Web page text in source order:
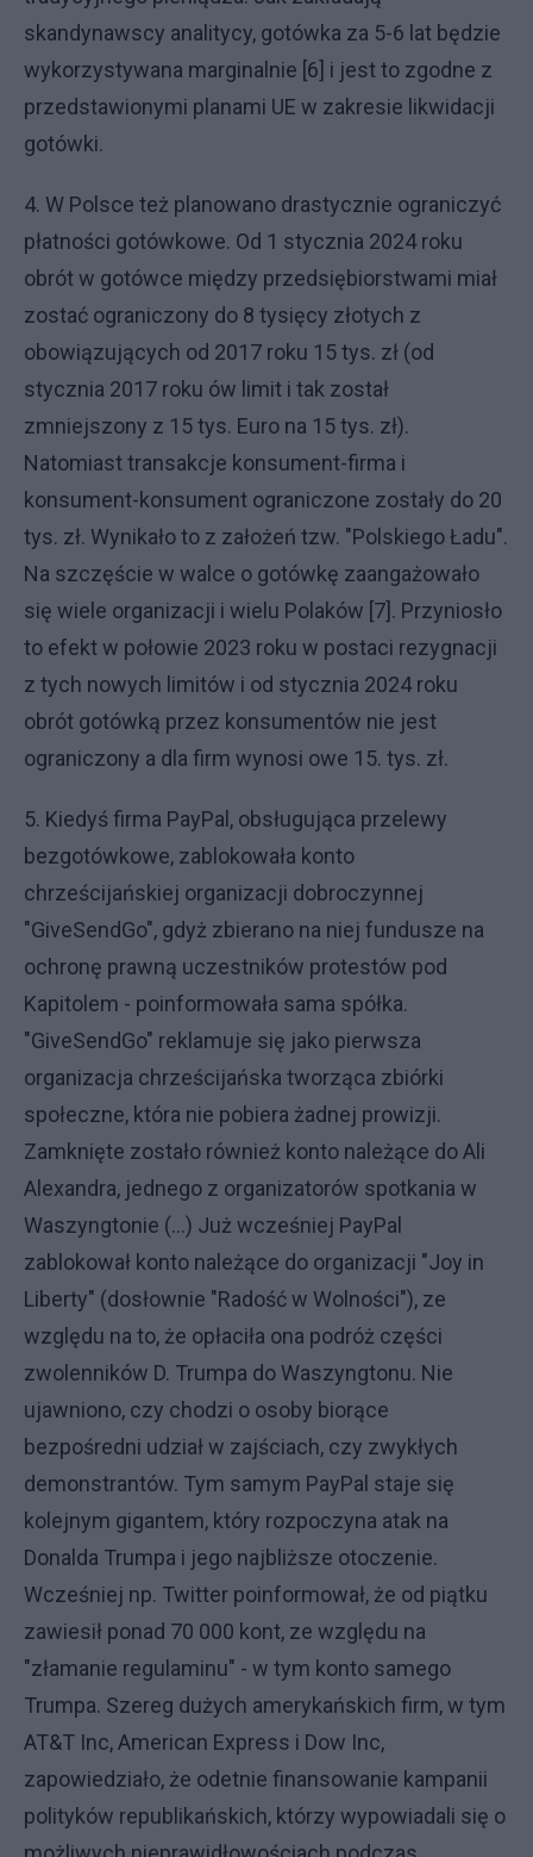
skandynawscy analitycy, gotówka za 5-6 lat będzie
wykorzystywana marginalnie [6] i jest to zgodne z
przedstawionymi planami UE w zakresie likwidacji
gotówki.
4. W Polsce też planowano drastycznie ograniczyć
płatności gotówkowe. Od 1 stycznia 2024 roku
obrót w gotówce między przedsiębiorstwami miał
zostać ograniczony do 8 tysięcy złotych z
obowiązujących od 2017 roku 15 tys. zł (od
stycznia 2017 roku ów limit i tak został
zmniejszony z 15 tys. Euro na 15 tys. zł).
Natomiast transakcje konsument-firma i
konsument-konsument ograniczone zostały do 20
tys. zł. Wynikało to z założeń tzw. "Polskiego Ładu".
Na szczęście w walce o gotówkę zaangażowało
się wiele organizacji i wielu Polaków [7]. Przyniosło
to efekt w połowie 2023 roku w postaci rezygnacji
z tych nowych limitów i od stycznia 2024 roku
obrót gotówką przez konsumentów nie jest
ograniczony a dla firm wynosi owe 15. tys. zł.
5. Kiedyś firma PayPal, obsługująca przelewy
bezgotówkowe, zablokowała konto
chrześcijańskiej organizacji dobroczynnej
"GiveSendGo", gdyż zbierano na niej fundusze na
ochronę prawną uczestników protestów pod
Kapitolem - poinformowała sama spółka.
"GiveSendGo" reklamuje się jako pierwsza
organizacja chrześcijańska tworząca zbiórki
społeczne, która nie pobiera żadnej prowizji.
Zamknięte zostało również konto należące do Ali
Alexandra, jednego z organizatorów spotkania w
Waszyngtonie (...) Już wcześniej PayPal
zablokował konto należące do organizacji "Joy in
Liberty" (dosłownie "Radość w Wolności"), ze
względu na to, że opłaciła ona podróż części
zwolenników D. Trumpa do Waszyngtonu. Nie
ujawniono, czy chodzi o osoby biorące
bezpośredni udział w zajściach, czy zwykłych
demonstrantów. Tym samym PayPal staje się
kolejnym gigantem, który rozpoczyna atak na
Donalda Trumpa i jego najbliższe otoczenie.
Wcześniej np. Twitter poinformował, że od piątku
zawiesił ponad 70 000 kont, ze względu na
"złamanie regulaminu" - w tym konto samego
Trumpa. Szereg dużych amerykańskich firm, w tym
AT&T Inc, American Express i Dow Inc,
zapowiedziało, że odetnie finansowanie kampanii
polityków republikańskich, którzy wypowiadali się o